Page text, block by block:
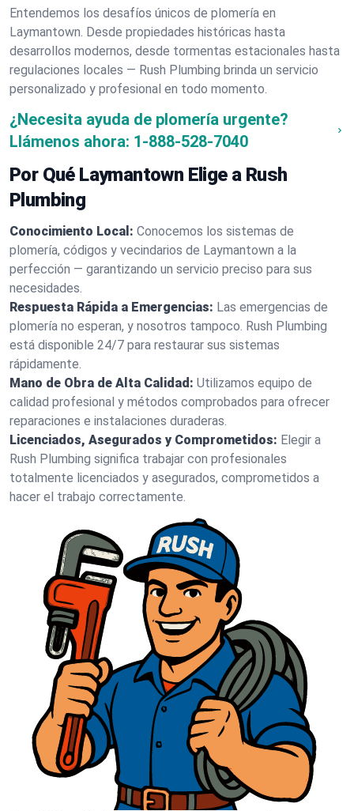
Entendemos los desafíos únicos de plomería en
Laymantown. Desde propiedades históricas hasta
desarrollos modernos, desde tormentas estacionales hasta
regulaciones locales — Rush Plumbing brinda un servicio
personalizado y profesional en todo momento.
¿Necesita ayuda de plomería urgente?
Llámenos ahora: 1-888-528-7040
Por Qué Laymantown Elige a Rush
Plumbing
Conocimiento Local: Conocemos los sistemas de
plomería, códigos y vecindarios de Laymantown a la
perfección — garantizando un servicio preciso para sus
necesidades.
Respuesta Rápida a Emergencias: Las emergencias de
plomería no esperan, y nosotros tampoco. Rush Plumbing
está disponible 24/7 para restaurar sus sistemas
rápidamente.
Mano de Obra de Alta Calidad: Utilizamos equipo de
calidad profesional y métodos comprobados para ofrecer
reparaciones e instalaciones duraderas.
Licenciados, Asegurados y Comprometidos: Elegir a
Rush Plumbing significa trabajar con profesionales
totalmente licenciados y asegurados, comprometidos a
hacer el trabajo correctamente.